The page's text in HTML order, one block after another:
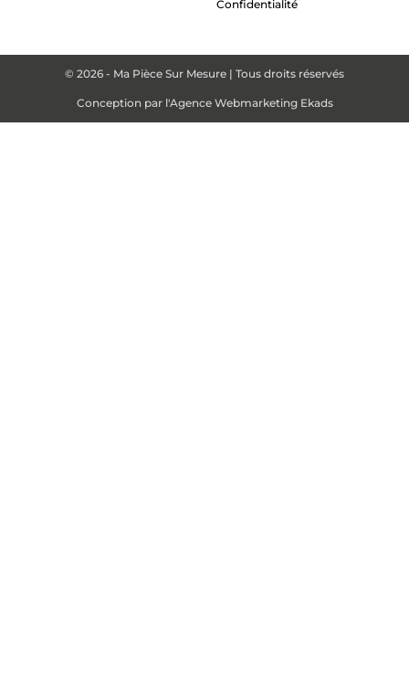
Confidentialité
© 2026 - Ma Pièce Sur Mesure | Tous droits réservés
Conception par l'Agence Webmarketing Ekads